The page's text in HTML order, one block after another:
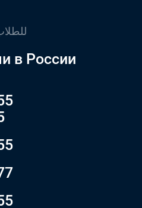
в России